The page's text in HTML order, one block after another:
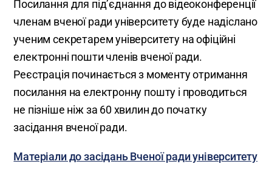
Посилання для під’єднання до відеоконференції
членам вченої ради університету буде надіслано
ученим секретарем університету на офіційні
електронні пошти членів вченої ради.
Реєстрація починається з моменту отримання
посилання на електронну пошту і проводиться
не пізніше ніж за 60 хвилин до початку
засідання вченої ради.
Матеріали до засідань Вченої ради університету